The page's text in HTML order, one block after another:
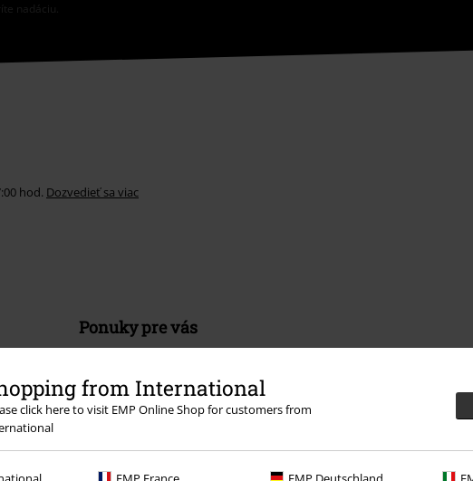
from International
click here to visit EMP Online Shop for customers from
nadáciu.
hod. Dozvedieť sa viac
Ponuky pre vás
Objednať darčekové poukazy